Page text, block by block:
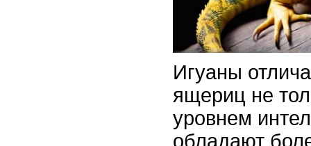
Игуаны
ящериц не
уровнем
обладают